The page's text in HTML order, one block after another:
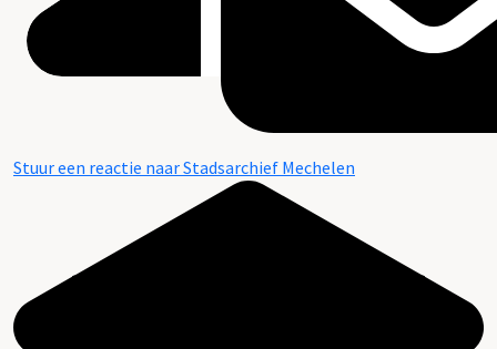
Stuur een reactie naar Stadsarchief Mechelen